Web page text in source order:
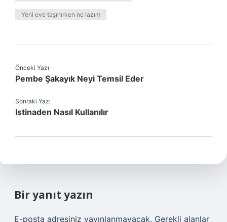
Yeni eve taşınırken ne lazım
Önceki Yazı
Pembe Şakayık Neyi Temsil Eder
Sonraki Yazı
Istinaden Nasıl Kullanılır
Bir yanıt yazın
E-posta adresiniz yayınlanmayacak. Gerekli alanlar